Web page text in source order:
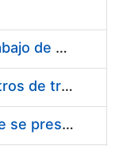
Suministro de Protectores Auditivos a medida para las personas trabajadoras de los Centros de Trabajo de Madrid y Burgos
Suministro de gafas graduadas antiproyecciones para los trabajadores de la FNMT-RCM en los centros de trabajo de Madrid y Burgos
Servicios de una empresa externa para el asesoramiento y resolución de los recursos de alzada que se presentan relacionados con procesos de selección para la FNMT-RCM